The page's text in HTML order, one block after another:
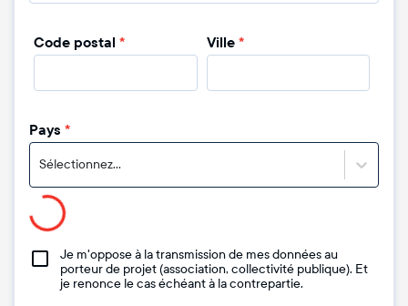
Code postal * Ville *
Pays *
Sélectionnez...
Je m'oppose à la transmission de mes données au
porteur de projet (association, collectivité publique). Et
je renonce le cas échéant à la contrepartie.